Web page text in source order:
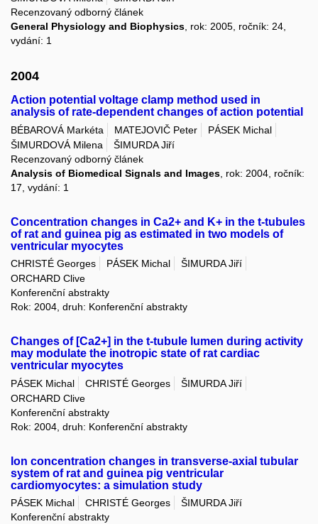
Recenzovaný odborný článek
General Physiology and Biophysics , rok: 2005, ročník: 24,
vydání: 1
2004
Action potential voltage clamp method used in
analysis of rate-dependent changes of action potential
BÉBAROVÁ Markéta MATEJOVIČ Peter
PÁSEK Michal
ŠIMURDOVÁ Milena
ŠIMURDA Jiří
Recenzovaný odborný článek
Analysis of Biomedical Signals and Images , rok: 2004, ročník:
17, vydání: 1
Concentration changes in Ca2+ and K+ in the t-tubules
of rat and guinea pig as estimated in two models of
ventricular myocytes
CHRISTÉ Georges PÁSEK Michal
ŠIMURDA Jiří
ORCHARD Clive
Konferenční abstrakty
Rok: 2004, druh: Konferenční abstrakty
Changes of [Ca2+] in the t-tubule lumen during activity
may modulate the inotropic state of rat cardiac
ventricular myocytes
PÁSEK Michal CHRISTÉ Georges
ŠIMURDA Jiří
ORCHARD Clive
Konferenční abstrakty
Rok: 2004, druh: Konferenční abstrakty
Ion concentration changes in transverse-axial tubular
system of rat and guinea pig ventricular
cardiomyocytes: a simulation study
PÁSEK Michal CHRISTÉ Georges
ŠIMURDA Jiří
Konferenční abstrakty